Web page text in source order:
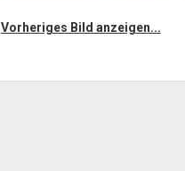
Vorheriges Bild anzeigen...